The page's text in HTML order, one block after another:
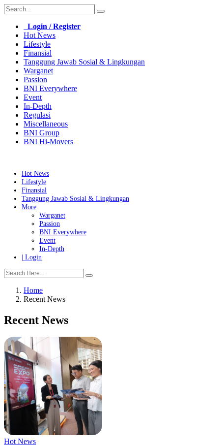
Login / Register
Hot News
Lifestyle
Finansial
Tanggung Jawab Sosial & Lingkungan
Warganet
Passion
BNI Everywhere
Event
In-Depth
Regulasi
Miscellaneous
BNI Group
BNI Hi-Movers
Hot News
Lifestyle
Finansial
Tanggung Jawab Sosial & Lingkungan
More
Warganet
Passion
Event
In-Depth
| Login
Home
Recent News
Recent News
Hot News